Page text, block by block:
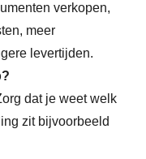
verkopen,
meer
levertijden.
dat je weet welk
zit bijvoorbeeld